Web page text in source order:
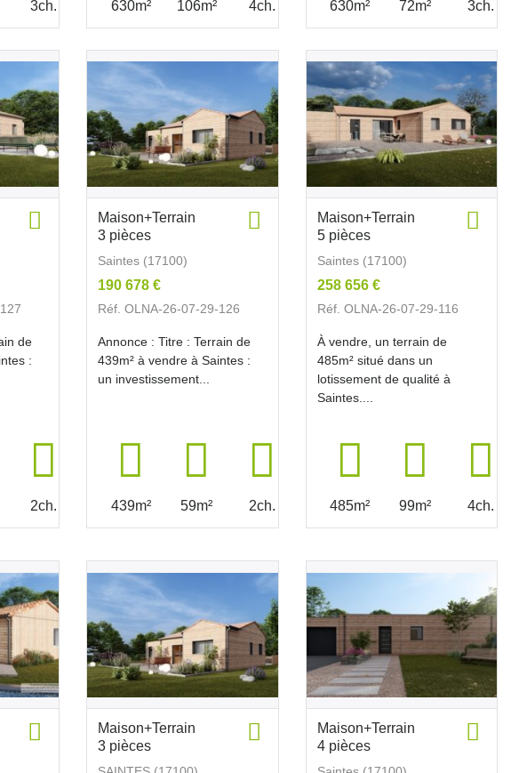
3ch. 630m² 106m² 4ch. 630m² 72m² 3ch.
de
:
2ch.
Maison+Terrain
3 pièces
Saintes (17100)
190 678 €
Réf. OLNA-26-07-29-126
Annonce : Titre : Terrain de
439m² à vendre à Saintes :
un investissement...
439m² 59m² 2ch.
Maison+Terrain
5 pièces
Saintes (17100)
258 656 €
Réf. OLNA-26-07-29-116
À vendre, un terrain de
485m² situé dans un
lotissement de qualité à
Saintes....
485m² 99m² 4ch.
Maison+Terrain
3 pièces
Maison+Terrain
4 pièces